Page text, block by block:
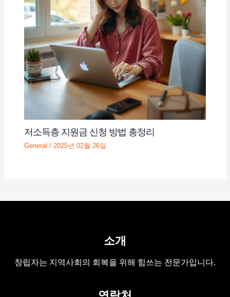
저소득층 지원금 신청 방법 총정리
General /2025년 02월 26일
소개
창립자는 지역사회의 회복을 위해 힘쓰는 전문가입니다.